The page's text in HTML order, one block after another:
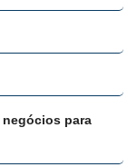
negócios para